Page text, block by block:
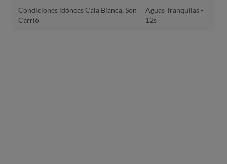
Condiciones idóneas Cala Blanca, Son
Carrió
Aguas Tranquilas -
12s